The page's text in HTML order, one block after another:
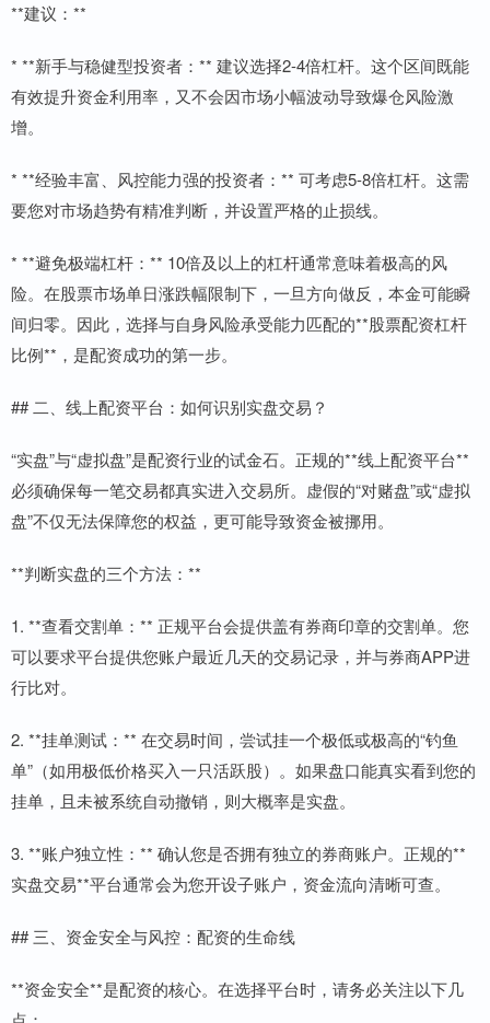
**建议：**
* **新手与稳健型投资者：** 建议选择2-4倍杠杆。这个区间既能
有效提升资金利用率，又不会因市场小幅波动导致爆仓风险激
增。
* **经验丰富、风控能力强的投资者：** 可考虑5-8倍杠杆。这需
要您对市场趋势有精准判断，并设置严格的止损线。
* **避免极端杠杆：** 10倍及以上的杠杆通常意味着极高的风
险。在股票市场单日涨跌幅限制下，一旦方向做反，本金可能瞬
间归零。因此，选择与自身风险承受能力匹配的**股票配资杠杆
比例**，是配资成功的第一步。
## 二、线上配资平台：如何识别实盘交易？
“实盘”与“虚拟盘”是配资行业的试金石。正规的**线上配资平台**
必须确保每一笔交易都真实进入交易所。虚假的“对赌盘”或“虚拟
盘”不仅无法保障您的权益，更可能导致资金被挪用。
**判断实盘的三个方法：**
1. **查看交割单：** 正规平台会提供盖有券商印章的交割单。您
可以要求平台提供您账户最近几天的交易记录，并与券商APP进
行比对。
2. **挂单测试：** 在交易时间，尝试挂一个极低或极高的“钓鱼
单”（如用极低价格买入一只活跃股）。如果盘口能真实看到您的
挂单，且未被系统自动撤销，则大概率是实盘。
3. **账户独立性：** 确认您是否拥有独立的券商账户。正规的**
实盘交易**平台通常会为您开设子账户，资金流向清晰可查。
## 三、资金安全与风控：配资的生命线
**资金安全**是配资的核心。在选择平台时，请务必关注以下几